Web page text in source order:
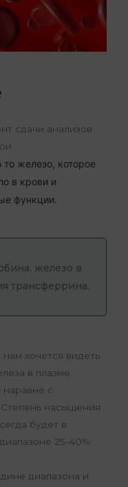
сдачи анализов
то железо, которое
в крови и
функции.
железо в
трансферрина.
хочется видеть
в плазме
с
насыщения
будет в
25-40%.
диапазона и